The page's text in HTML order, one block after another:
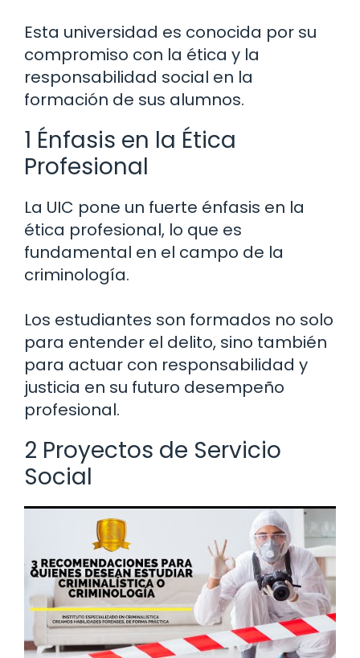
Esta universidad es conocida por su
compromiso con la ética y la
responsabilidad social en la
formación de sus alumnos.
1 Énfasis en la Ética
Profesional
La UIC pone un fuerte énfasis en la
ética profesional, lo que es
fundamental en el campo de la
criminología.
Los estudiantes son formados no solo
para entender el delito, sino también
para actuar con responsabilidad y
justicia en su futuro desempeño
profesional.
2 Proyectos de Servicio
Social